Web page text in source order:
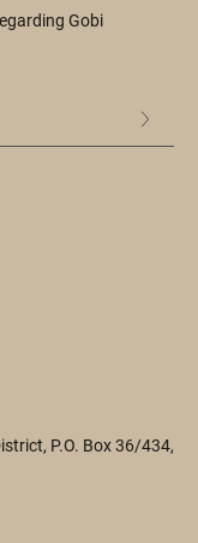
P.O. Box 36/434,
Gobi